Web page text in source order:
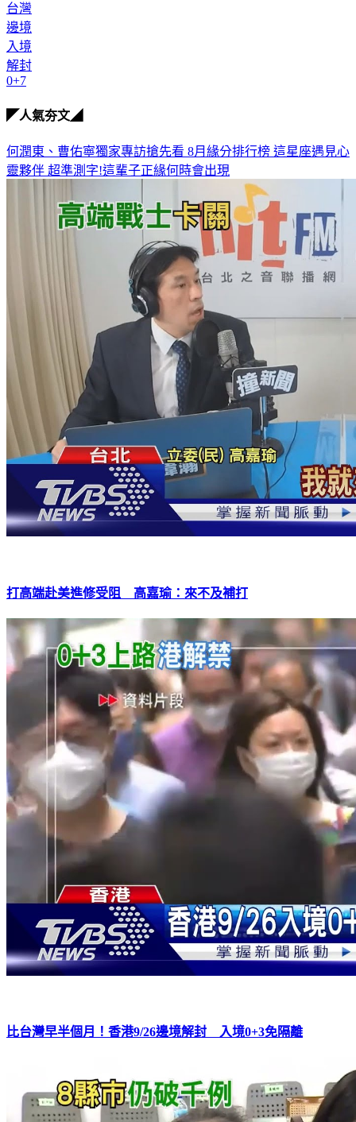
台灣
邊境
入境
解封
0+7
◤人氣夯文◢
何潤東、曹佑寧獨家專訪搶先看 8月緣分排行榜 這星座遇見心
靈夥伴 超準測字!這輩子正緣何時會出現
打高端赴美進修受阻 高嘉瑜：來不及補打
比台灣早半個月！香港9/26邊境解封 入境0+3免隔離